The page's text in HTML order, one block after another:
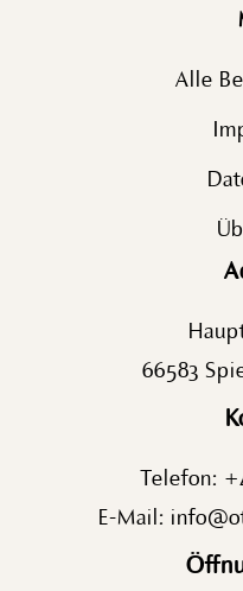
Alle
66583
Telefon:
E-Mail: